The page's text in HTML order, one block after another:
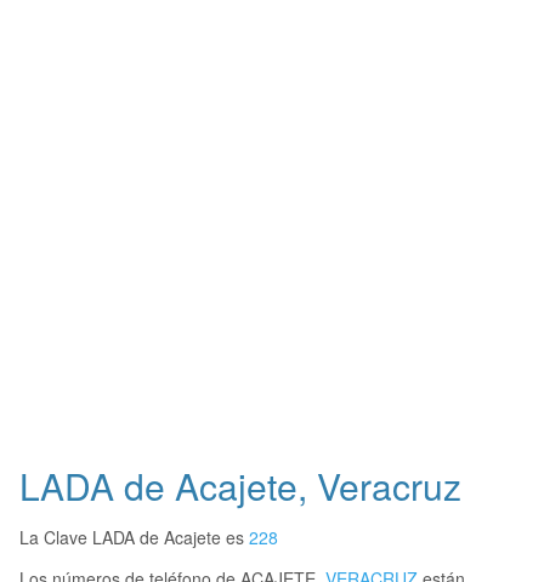
LADA de Acajete, Veracruz
La Clave LADA de Acajete es 228